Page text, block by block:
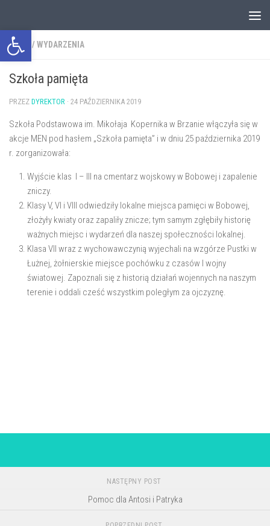
NEWS / WYDARZENIA
Szkoła pamięta
PRZEZ DYREKTOR · 24 PAŹDZIERNIKA 2019
Szkoła Podstawowa im. Mikołaja Kopernika w Brzanie włączyła się w
akcje MEN pod hasłem „Szkoła pamięta” i w dniu 25 października 2019
r. zorganizowała:
Wyjście klas I – III na cmentarz wojskowy w Bobowej i zapalenie
zniczy.
Klasy V, VI i VIII odwiedziły lokalne miejsca pamięci w Bobowej,
złożyły kwiaty oraz zapaliły znicze; tym samym zgłębiły historię
ważnych miejsc i wydarzeń dla naszej społeczności lokalnej.
Klasa VII wraz z wychowawczynią wyjechali na wzgórze Pustki w
Łużnej, żołnierskie miejsce pochówku z czasów I wojny
światowej. Zapoznali się z historią działań wojennych na naszym
terenie i oddali cześć wszystkim poległym za ojczyznę.
NASTĘPNY POST
Pomoc dla Antosi i Patryka
Otwórz pasek narzędzi